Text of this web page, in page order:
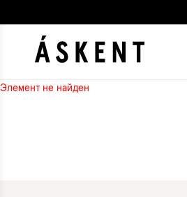
Элемент не найден